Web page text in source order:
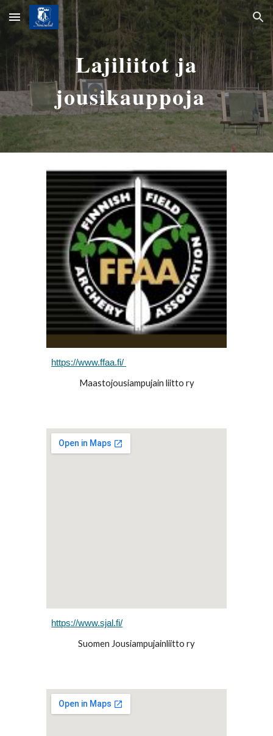
Skip to main content Skip to navigation
Lajiliitot ja
jousikauppoja
https://www.ffaa.fi/
Maastojousiampujain liitto ry
https://www.sjal.fi/
Suomen Jousiampujainliitto ry